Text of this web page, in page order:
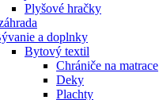
Plyšové hračky
a doplnky
Bytový textil
Chrániče na matrace
Deky
Plachty